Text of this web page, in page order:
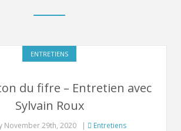
ENTRETIENS
du fifre – Entretien avec
Sylvain Roux
November 29th, 2020 | Entretiens